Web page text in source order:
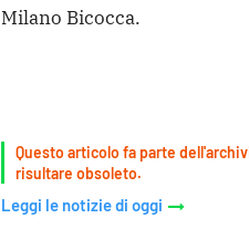
Milano Bicocca.
Questo articolo fa parte
risultare obsoleto.
Leggi le notizie di oggi